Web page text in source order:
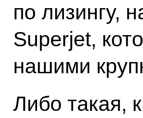
по лизингу,
Superjet,
нашими
Либо такая,